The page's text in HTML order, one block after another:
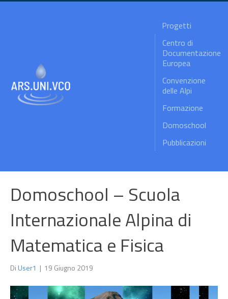
Progetti
Centro di
Documentazione
Europea
Convenzione
delle Alpi
Formazione
Domoschool
Pubblicazioni
Domoschool – Scuola
Internazionale Alpina di
Matematica e Fisica
DiUser1 | 19 Giugno 2019